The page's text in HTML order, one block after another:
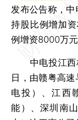
发布公告称，
持股比例增加
例增资8000万
中电投江西
日，由赣粤高
电投）、江西
能）、深圳南